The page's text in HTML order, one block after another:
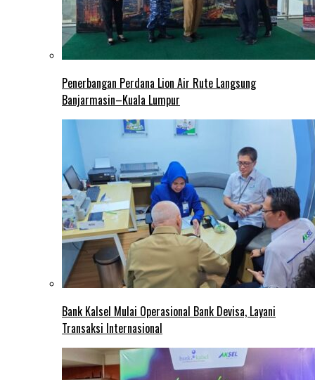
Penerbangan Perdana Lion Air Rute Langsung
Banjarmasin–Kuala Lumpur
Bank Kalsel Mulai Operasional Bank Devisa, Layani
Transaksi Internasional